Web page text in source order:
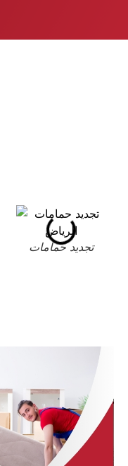
تجديد حمامات